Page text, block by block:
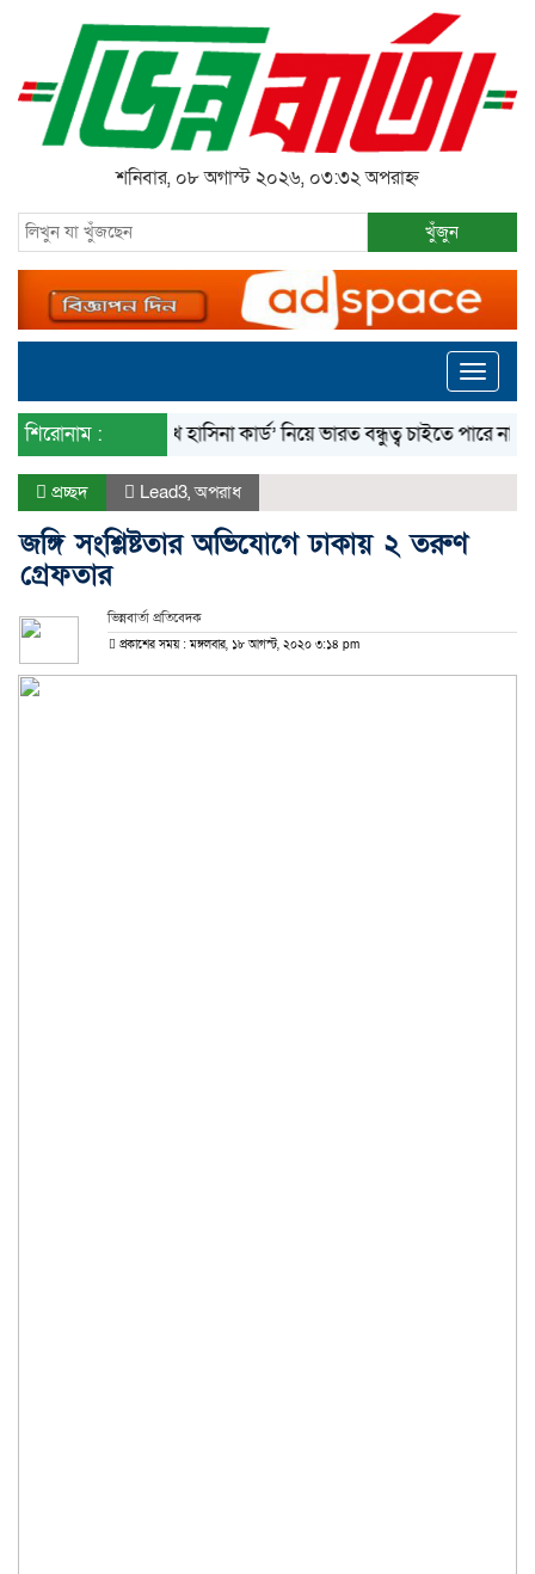
শনিবার, ০৮ অগাস্ট ২০২৬, ০৩:৩২ অপরাহ্ন
খুঁজুন
Toggle
শিরোনাম :‘শেখ হাসিনা কার্ড’ নিয়ে ভারত বন্ধুত্ব চাইতে পারে না:
প্রচ্ছদ Lead3,অপরাধ
জঙ্গি সংশ্লিষ্টতার অভিযোগে ঢাকায় ২ তরুণ
গ্রেফতার
ভিন্নবার্তা প্রতিবেদক
প্রকাশের সময় : মঙ্গলবার, ১৮ আগস্ট, ২০২০ ৩:১৪ pm